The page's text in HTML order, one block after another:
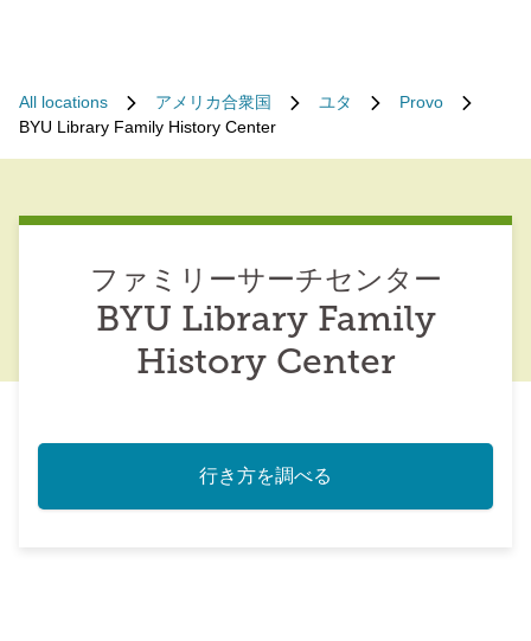
All locations アメリカ合衆国 ユタ
Provo
BYU Library Family History Center
ファミリーサーチセンター
BYU Library Family
History Center
行き方を調べる